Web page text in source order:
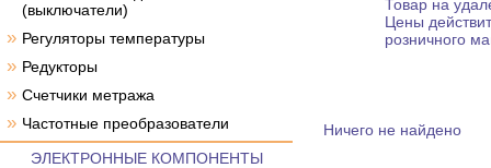
(выключатели)
» Регуляторы температуры
» Редукторы
» Счетчики метража
» Частотные преобразователи
ЭЛЕКТРОННЫЕ КОМПОНЕНТЫ
Товар на
Цены
розничного
Ничего не найдено